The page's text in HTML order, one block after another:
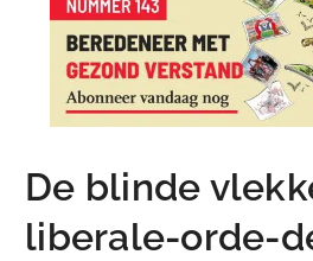
De blinde
liberale-orde-